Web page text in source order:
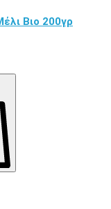
Βιο 200γρ